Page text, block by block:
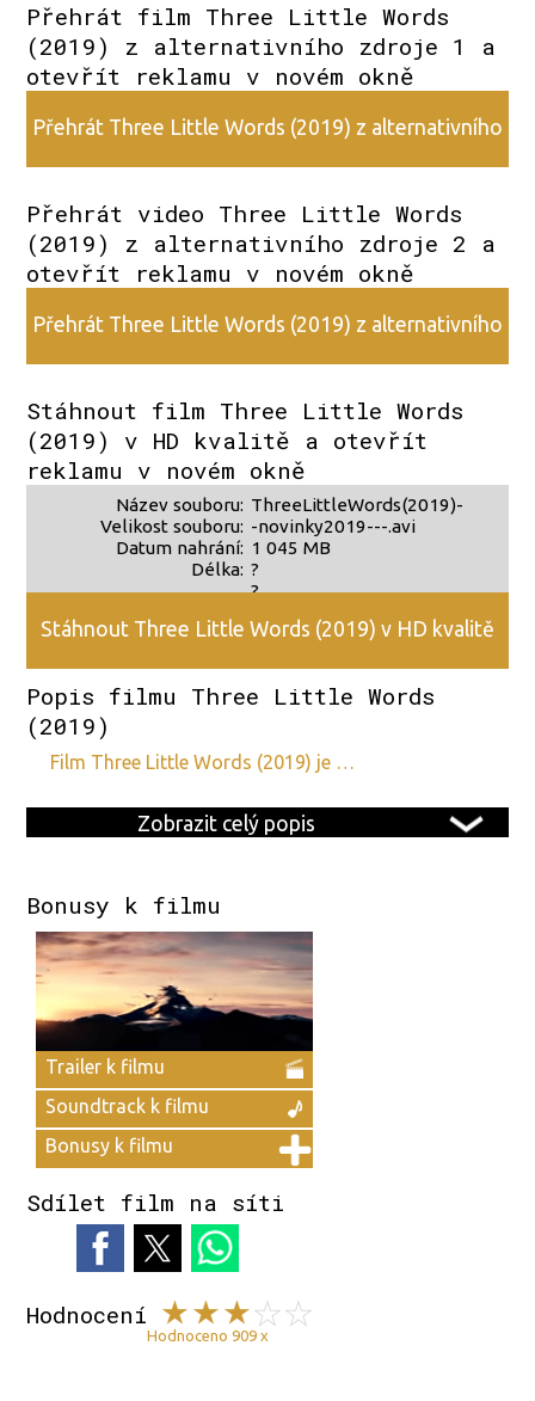
Přehrát film Three Little Words
(2019) z alternativního zdroje 1 a
otevřít reklamu v novém okně
Přehrát Three Little Words (2019) z alternativního
Přehrát video Three Little Words
(2019) z alternativního zdroje 2 a
otevřít reklamu v novém okně
Přehrát Three Little Words (2019) z alternativního
Stáhnout film Three Little Words
(2019) v HD kvalitě a otevřít
reklamu v novém okně
Název souboru:
Velikost souboru:
Datum nahrání:
Délka:
ThreeLittleWords(2019)-
-novinky2019---.avi
1 045 MB
?
?
Stáhnout Three Little Words (2019) v HD kvalitě
Popis filmu Three Little Words
(2019)
film Three Little Words (2019) je …
Zobrazit celý popis
Bonusy k filmu
Trailer k filmu
Soundtrack k filmu
Bonusy k filmu
Sdílet film na síti
Hodnocení
Hodnoceno 909 x